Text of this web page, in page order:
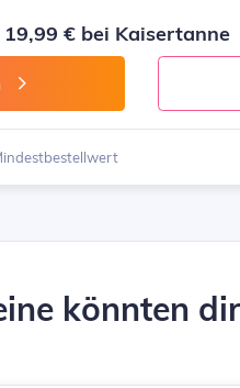
€ bei Kaisertanne
könnten